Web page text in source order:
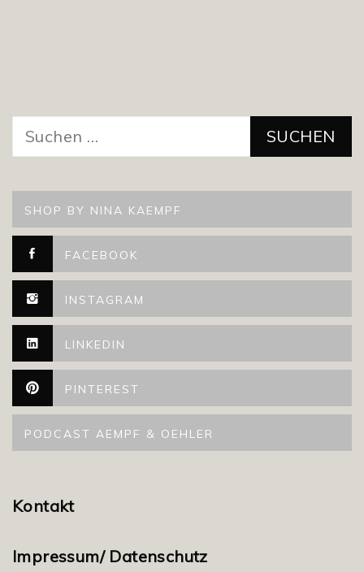
nach:
SHOP BY NINA KAEMPF
FACEBOOK
INSTAGRAM
LINKEDIN
PINTEREST
PODCAST AEMPF & OEHLER
Kontakt
Impressum/ Datenschutz